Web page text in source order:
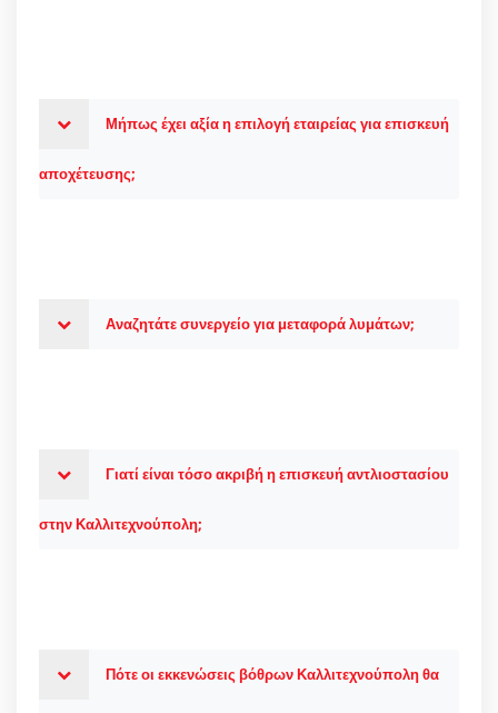
Μήπως έχει αξία η επιλογή εταιρείας για επισκευή
αποχέτευσης;
Αναζητάτε συνεργείο για μεταφορά λυμάτων;
Γιατί είναι τόσο ακριβή η επισκευή αντλιοστασίου
στην Καλλιτεχνούπολη;
Πότε οι εκκενώσεις βόθρων Καλλιτεχνούπολη θα